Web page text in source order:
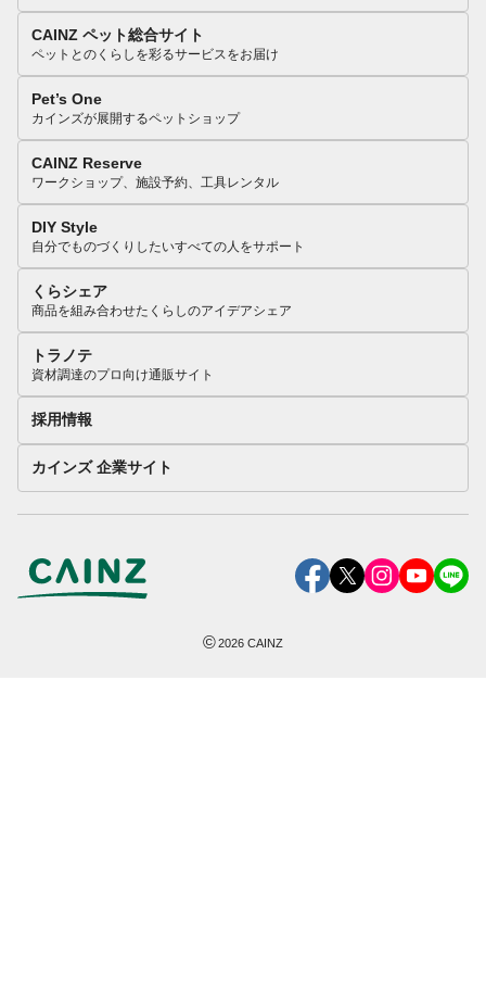
CAINZ ペット総合サイト
ペットとのくらしを彩るサービスをお届け
Pet’s One
カインズが展開するペットショップ
CAINZ Reserve
ワークショップ、施設予約、工具レンタル
DIY Style
自分でものづくりしたいすべての人をサポート
くらシェア
商品を組み合わせたくらしのアイデアシェア
トラノテ
資材調達のプロ向け通販サイト
採用情報
カインズ 企業サイト
©2026 CAINZ